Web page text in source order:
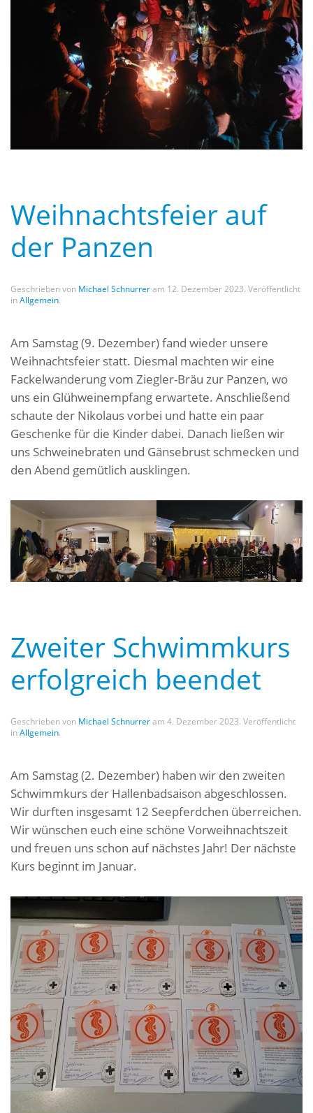
Weihnachtsfeier auf
der Panzen
Geschrieben von Michael Schnurreram 12. Dezember 2023. Veröffentlicht
inAllgemein.
Am Samstag (9. Dezember) fand wieder unsere
Weihnachtsfeier statt. Diesmal machten wir eine
Fackelwanderung vom Ziegler-Bräu zur Panzen, wo
uns ein Glühweinempfang erwartete. Anschließend
schaute der Nikolaus vorbei und hatte ein paar
Geschenke für die Kinder dabei. Danach ließen wir
uns Schweinebraten und Gänsebrust schmecken und
den Abend gemütlich ausklingen.
Zweiter Schwimmkurs
erfolgreich beendet
Geschrieben von Michael Schnurreram 4. Dezember 2023. Veröffentlicht
inAllgemein.
Am Samstag (2. Dezember) haben wir den zweiten
Schwimmkurs der Hallenbadsaison abgeschlossen.
Wir durften insgesamt 12 Seepferdchen überreichen.
Wir wünschen euch eine schöne Vorweihnachtszeit
und freuen uns schon auf nächstes Jahr! Der nächste
Kurs beginnt im Januar.